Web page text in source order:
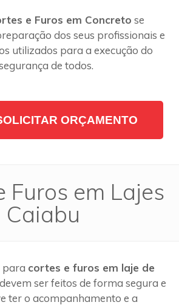
e Furos em Concreto se
dos seus profissionais e
utilizados para a execução do
de todos.
ORÇAMENTO
Furos em Lajes
Caiabu
para cortes e furos em laje de
devem ser feitos de forma segura e
ter o acompanhamento e a